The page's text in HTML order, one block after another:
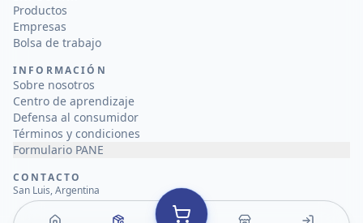
Productos
Empresas
Bolsa de trabajo
INFORMACIÓN
Sobre nosotros
Centro de aprendizaje
Defensa al consumidor
Términos y condiciones
Formulario PANE
CONTACTO
San Luis, Argentina